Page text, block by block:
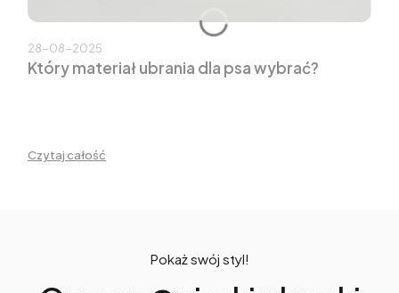
28-08-2025
Który materiał ubrania dla psa wybrać?
Czytaj całość
Pokaż swój styl!